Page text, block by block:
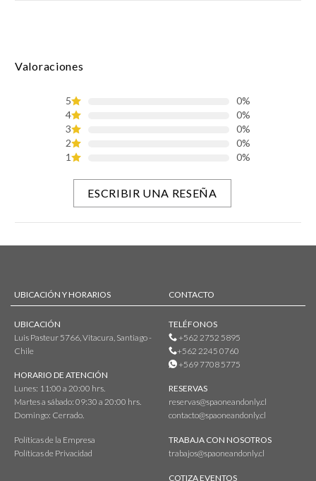
Valoraciones
5
0%
4
0%
3
0%
2
0%
1
0%
ESCRIBIR UNA RESEÑA
UBICACIÓN Y HORARIOS
UBICACIÓN
Luis Pasteur 5766, Vitacura, Santiago -
Chile
HORARIO DE ATENCIÓN
Lunes: 11:00 a 20:00 hrs.
Martes a sábado: 09:30 a 20:00 hrs.
Domingo: Cerrado.
Políticas de la Empresa
Políticas de Privacidad
CONTACTO
TELÉFONOS
+562 2752 5895
+562 2245 0760
+569 7708 5775
RESERVAS
reservas@spaoneandonly.cl
contacto@spaoneandonly.cl
TRABAJA CON NOSOTROS
trabajos@spaoneandonly.cl
COTIZA EVENTOS